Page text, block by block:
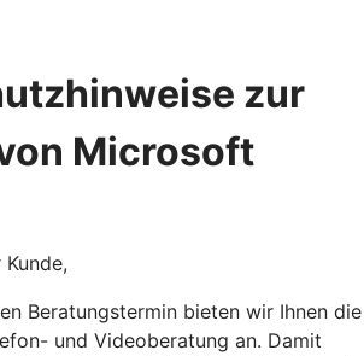
zur
Microsoft
Beratungstermin bieten wir Ihnen die
und Videoberatung an. Damit